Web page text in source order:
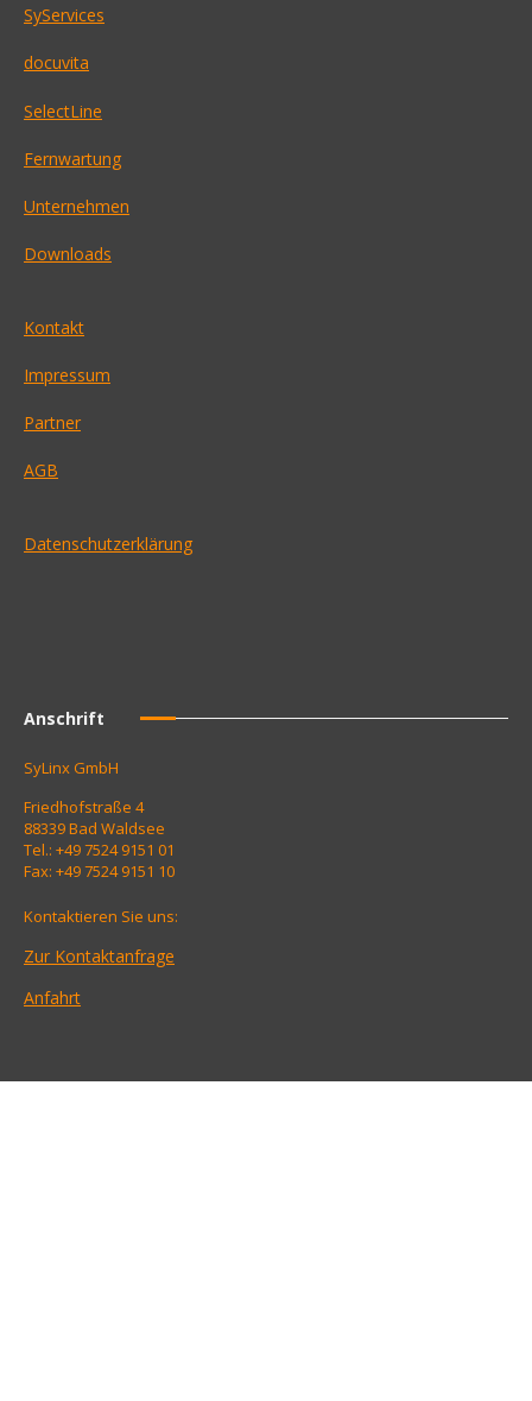
SyServices
docuvita
SelectLine
Fernwartung
Unternehmen
Downloads
Kontakt
Impressum
Partner
AGB
Datenschutzerklärung
Anschrift
SyLinx GmbH
Friedhofstraße 4
88339 Bad Waldsee
Tel.: +49 7524 9151 01
Fax: +49 7524 9151 10
Kontaktieren Sie uns:
Zur Kontaktanfrage
Anfahrt